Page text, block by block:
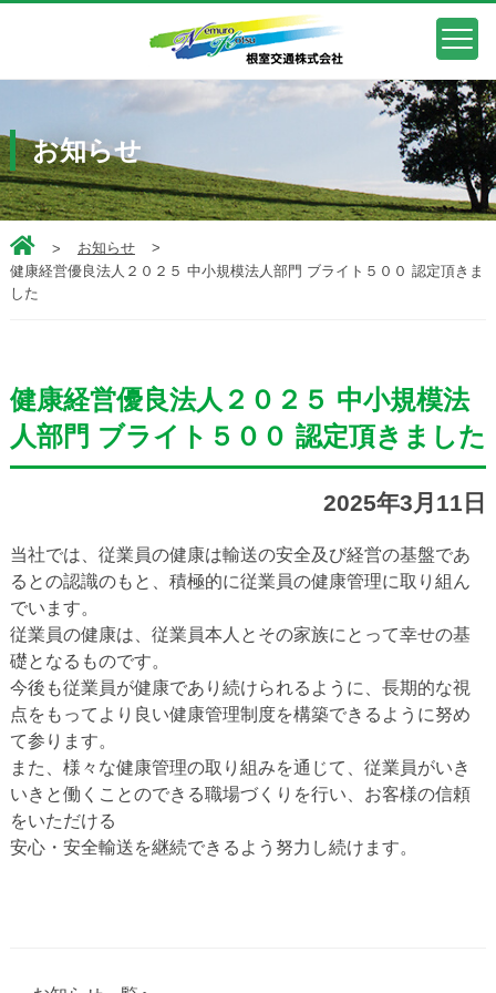
お知らせ
お知らせ
健康経営優良法人２０２５ 中小規模法人部門 ブライト５００ 認定頂きま
した
健康経営優良法人２０２５ 中小規模法
人部門 ブライト５００ 認定頂きました
2025年3月11日
当社では、従業員の健康は輸送の安全及び経営の基盤であ
るとの認識のもと、積極的に従業員の健康管理に取り組ん
でいます。
従業員の健康は、従業員本人とその家族にとって幸せの基
礎となるものです。
今後も従業員が健康であり続けられるように、長期的な視
点をもってより良い健康管理制度を構築できるように努め
て参ります。
また、様々な健康管理の取り組みを通じて、従業員がいき
いきと働くことのできる職場づくりを行い、お客様の信頼
をいただける
安心・安全輸送を継続できるよう努力し続けます。